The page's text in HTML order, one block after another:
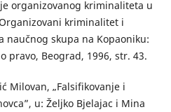
organizovanog kriminaliteta u
kriminalitet i
naučnog skupa na Kopaoniku:
pravo, Beograd, 1996, str. 43.
Milovan, „Falsifikovanje i
u: Željko Bjelajac i Mina